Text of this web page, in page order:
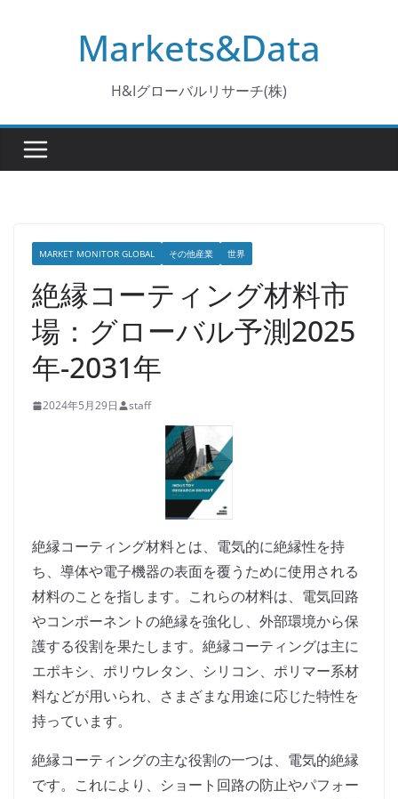
Markets&Data
H&Iグローバルリサーチ(株)
MARKET MONITOR GLOBAL その他産業 世界
絶縁コーティング材料市
場：グローバル予測2025
年-2031年
2024年5月29日 staff
絶縁コーティング材料とは、電気的に絶縁性を持
ち、導体や電子機器の表面を覆うために使用される
材料のことを指します。これらの材料は、電気回路
やコンポーネントの絶縁を強化し、外部環境から保
護する役割を果たします。絶縁コーティングは主に
エポキシ、ポリウレタン、シリコン、ポリマー系材
料などが用いられ、さまざまな用途に応じた特性を
持っています。
絶縁コーティングの主な役割の一つは、電気的絶縁
です。これにより、ショート回路の防止やパフォー